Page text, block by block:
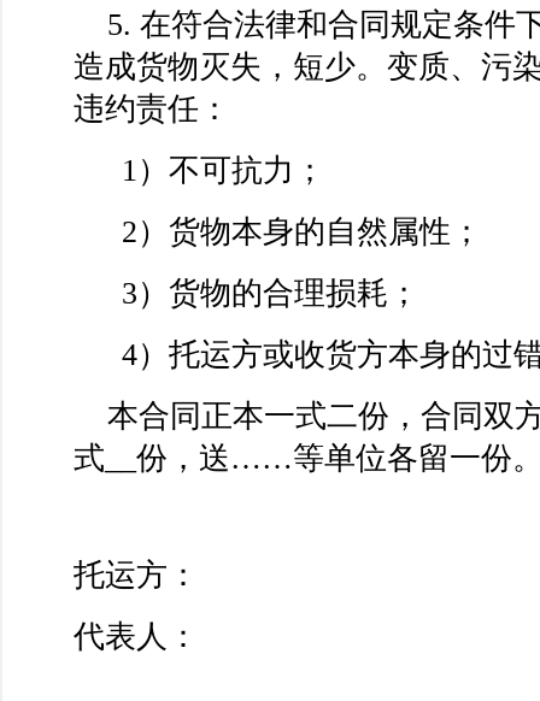
5. 在符合法律和合同规定条件
造成货物灭失，短少。变质、污
违约责任：
1）不可抗力；
2）货物本身的自然属性；
3）货物的合理损耗；
4）托运方或收货方本身的过
本合同正本一式二份，合同双
式__份，送……等单位各留一份
托运方：
代表人：